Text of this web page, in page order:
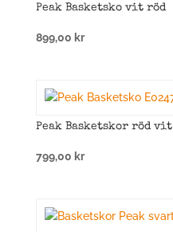
Peak Basketsko vit röd
899,00 kr
Peak Basketskor röd vit
799,00 kr